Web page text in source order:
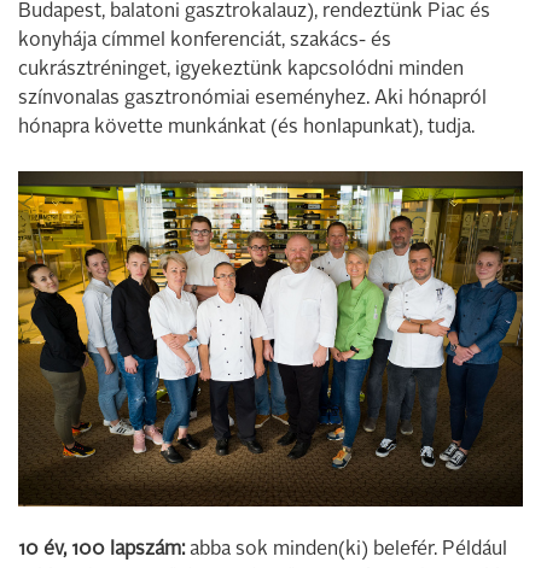
Budapest, balatoni gasztrokalauz), rendeztünk Piac és
konyhája címmel konferenciát, szakács- és
cukrásztréninget, igyekeztünk kapcsolódni minden
színvonalas gasztronómiai eseményhez. Aki hónapról
hónapra követte munkánkat (és honlapunkat), tudja.
10 év, 100 lapszám:abba sok minden(ki) belefér. Például